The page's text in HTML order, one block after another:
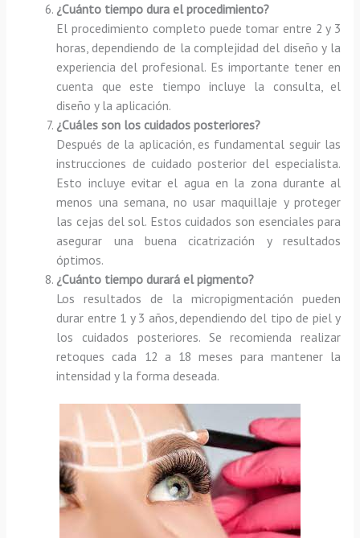
¿Cuánto tiempo dura el procedimiento?
El procedimiento completo puede tomar entre 2 y 3
horas, dependiendo de la complejidad del diseño y la
experiencia del profesional. Es importante tener en
cuenta que este tiempo incluye la consulta, el
diseño y la aplicación.
¿Cuáles son los cuidados posteriores?
Después de la aplicación, es fundamental seguir las
instrucciones de cuidado posterior del especialista.
Esto incluye evitar el agua en la zona durante al
menos una semana, no usar maquillaje y proteger
las cejas del sol. Estos cuidados son esenciales para
asegurar una buena cicatrización y resultados
óptimos.
¿Cuánto tiempo durará el pigmento?
Los resultados de la micropigmentación pueden
durar entre 1 y 3 años, dependiendo del tipo de piel y
los cuidados posteriores. Se recomienda realizar
retoques cada 12 a 18 meses para mantener la
intensidad y la forma deseada.